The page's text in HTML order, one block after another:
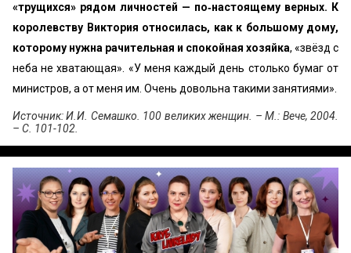
«трущихся» рядом личностей — по‑настоящему верных. К
королевству Виктория относилась, как к большому дому,
которому нужна рачительная и спокойная хозяйка, «звёзд с
неба не хватающая». «У меня каждый день столько бумаг от
министров, а от меня им. Очень довольна такими занятиями».
Источник: И.И. Семашко. 100 великих женщин. – М.: Вече, 2004.
– С. 101-102.